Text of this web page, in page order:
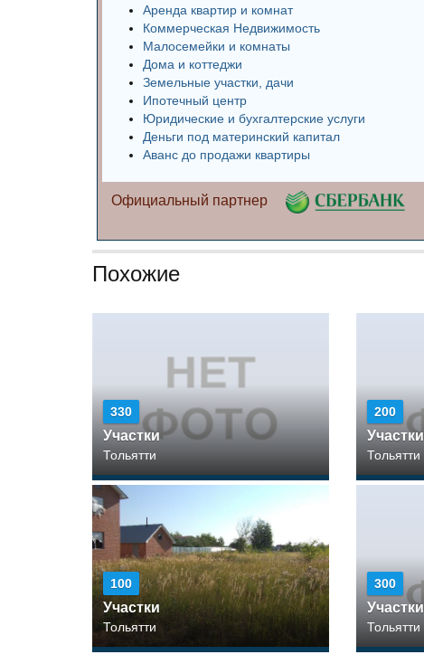
Аренда квартир и комнат
Коммерческая Недвижимость
Малосемейки и комнаты
Дома и коттеджи
Земельные участки, дачи
Ипотечный центр
Юридические и бухгалтерские услуги
Деньги под материнский капитал
Аванс до продажи квартиры
Официальный партнер
Похожие
330
Участки
Тольятти
200
Участки
Тольятти
100
Участки
Тольятти
300
Участки
Тольятти